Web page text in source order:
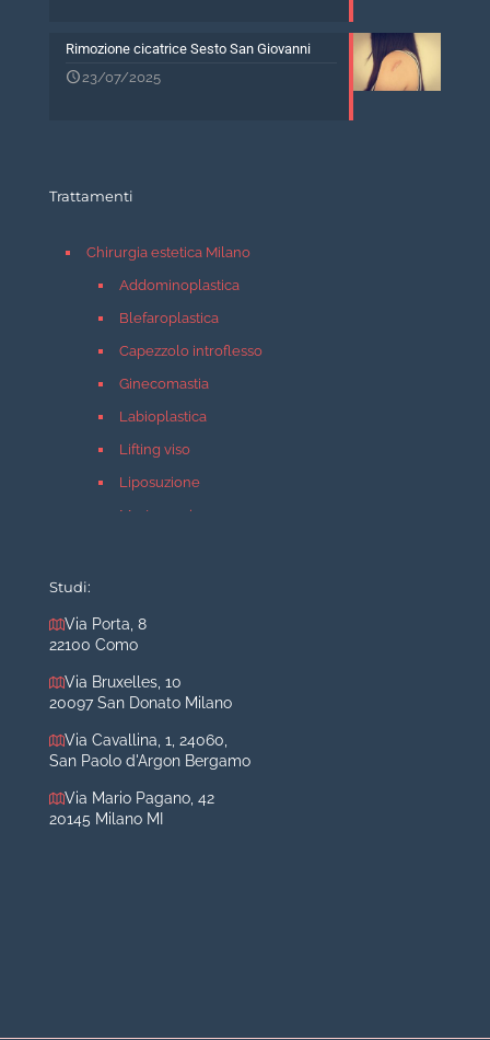
Rimozione cicatrice Sesto San Giovanni
23/07/2025
Trattamenti
Chirurgia estetica Milano
Addominoplastica
Blefaroplastica
Capezzolo introflesso
Ginecomastia
Labioplastica
Lifting viso
Liposuzione
Mastopessi
Rinoplastica
Medicina estetica Milano
Acido ialuronico viso
Aumento labbra
Filler
Studi:
Via Porta, 8
22100 Como
Via Bruxelles, 10
20097 San Donato Milano
Via Cavallina, 1, 24060,
San Paolo d'Argon Bergamo
Via Mario Pagano, 42
20145 Milano MI